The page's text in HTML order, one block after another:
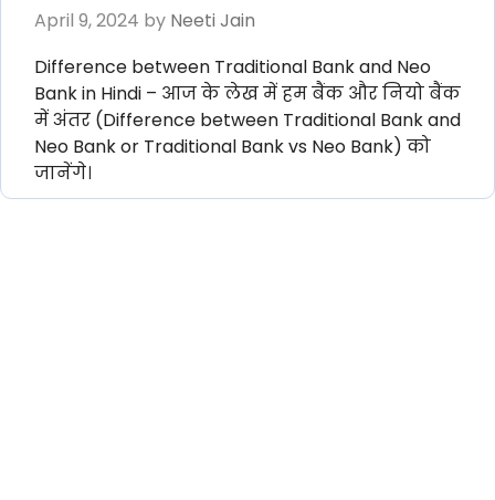
April 9, 2024 by Neeti Jain
Difference between Traditional Bank and Neo
Bank in Hindi – आज के लेख में हम बैंक और नियो बैंक
में अंतर (Difference between Traditional Bank and
Neo Bank or Traditional Bank vs Neo Bank) को
जानेंगे।